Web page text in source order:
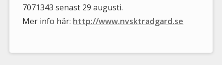
7071343 senast 29 augusti.
Mer info här: http://www.nvsktradgard.se